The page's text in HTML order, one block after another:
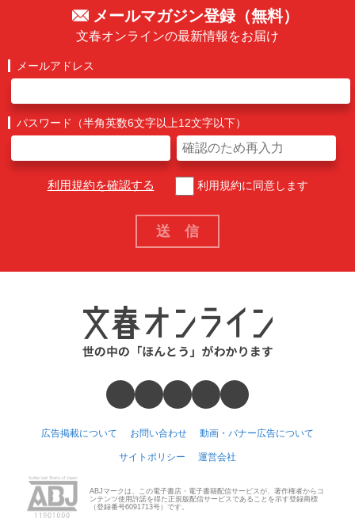
メールマガジン登録（無料）
文春オンラインの最新情報をお届け
メールアドレス
パスワード（半角英数6文字以上12文字以下）
利用規約を確認する 利用規約に同意します
広告掲載について お問い合わせ 動画・バナー広告について
サイトポリシー 運営会社
ABJマークは、この電子書店・電子書籍配信サービスが、著作権者からコ
ンテンツ使用許諾を得た正規版配信サービスであることを示す登録商標
（登録番号6091713号）です。